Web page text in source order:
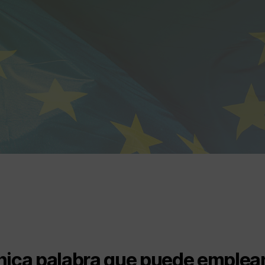
palabra que puede